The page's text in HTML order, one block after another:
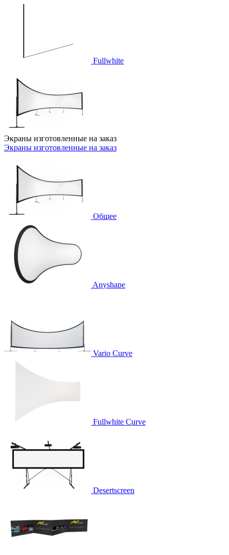
Fullwhite
Экраны изготовленные на заказ
Экраны изготовленные на заказ
Общее
Anyshape
Vario Curve
Fullwhite Curve
Desertscreen